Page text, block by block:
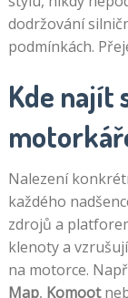
dodržování
podmínkách.
Kde najít
Nalezení
každého
zdrojů a
klenoty a
na motorce.
Map, Komoot